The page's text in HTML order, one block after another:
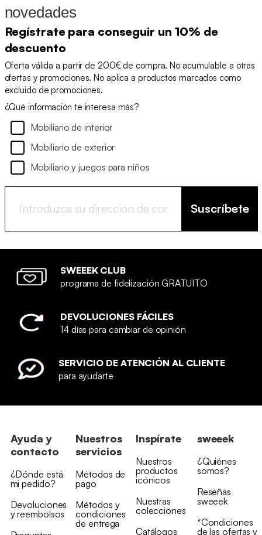
novedades
Regístrate para conseguir un 10% de
descuento
Oferta válida a partir de 200€ de compra. No acumulable a otras
ofertas y promociones. No aplica a productos marcados como
excluido de promociones.
¿Qué información te interesa más?
Mobiliario de interior
Mobiliario de exterior
Mobiliario y juegos para niños
Suscríbete
SWEEEK CLUB
programa de fidelización GRATUITO
DEVOLUCIONES FÁCILES
14 días para cambiar de opinión
SERVICIO DE ATENCIÓN AL CLIENTE
para ayudarte
Ayuda y
contacto
¿Dónde está
mi pedido?
Devoluciones
y reembolsos
Nuestros
servicios
Métodos de
pago
Métodos y
condiciones
de entrega
Inspírate
Nuestros
productos
icónicos
Nuestras
colecciones
Catálogos
sweeek
¿Quiénes
somos?
Reseñas
sweeek
*Condiciones
de las ofertas y